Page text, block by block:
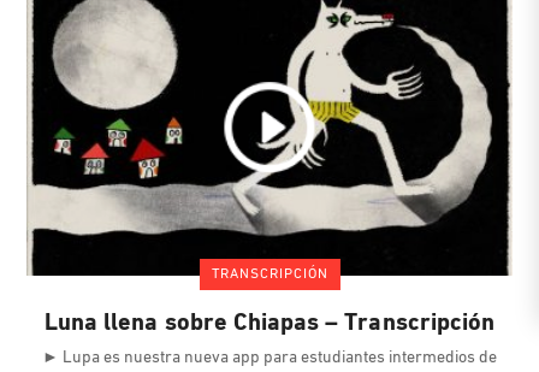
TRANSCRIPCIÓN
Luna llena sobre Chiapas – Transcripción
► Lupa es nuestra nueva app para estudiantes intermedios de